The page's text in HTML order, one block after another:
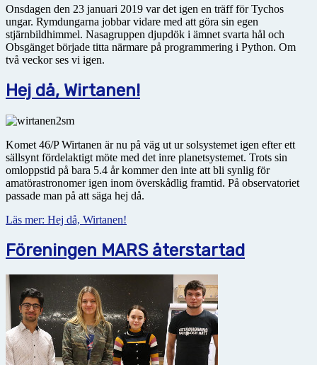
Onsdagen den 23 januari 2019 var det igen en träff för Tychos
ungar. Rymdungarna jobbar vidare med att göra sin egen
stjärnbildhimmel. Nasagruppen djupdök i ämnet svarta hål och
Obsgänget började titta närmare på programmering i Python. Om
två veckor ses vi igen.
Hej då, Wirtanen!
Komet 46/P Wirtanen är nu på väg ut ur solsystemet igen efter ett
sällsynt fördelaktigt möte med det inre planetsystemet. Trots sin
omloppstid på bara 5.4 år kommer den inte att bli synlig för
amatörastronomer igen inom överskådlig framtid. På observatoriet
passade man på att säga hej då.
Läs mer: Hej då, Wirtanen!
Föreningen MARS återstartad